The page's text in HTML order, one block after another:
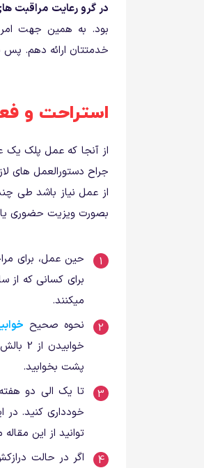
در گرو رعایت مراقبت
بود. به همین جهت
خدمتتان ارائه دهم. پس
استراحت و
از آنجا که عمل پلک
جراح دستورالعمل های
از عمل نیاز باشد طی
بصورت ویزیت حضوری یا
برای کسانی که از
میکنند.
نحوه صحیح
پشت بخوابید.
تا یک الی دو
خودداری کنید. در
توانید از این
اگر در حالت